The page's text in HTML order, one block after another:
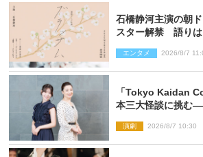
石橋静河主演の朝
スター解禁 語り
エンタメ 2026/8/7
「Tokyo Kaidan
本三大怪談に挑む
演劇 2026/8/7 10:30